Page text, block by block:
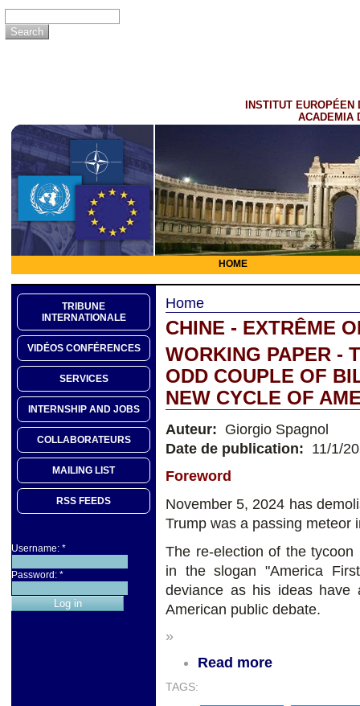
INSTITUT EUROPÉEN
ACADEMIA
HOME
TRIBUNE
INTERNATIONALE
VIDÉOS CONFÉRENCES
SERVICES
INTERNSHIP AND JOBS
COLLABORATEURS
MAILING LIST
RSS FEEDS
Username: *
Password: *
Home
CHINE - EXTRÊME
WORKING PAPER -
ODD COUPLE OF
NEW CYCLE OF
Auteur: Giorgio Spagnol
Date de publication: 11/1/
Foreword
November 5, 2024 has
Trump was a passing meteor
The re-election of the
in the slogan "America
deviance as his ideas have
American public debate.
»
Read more
TAGS: